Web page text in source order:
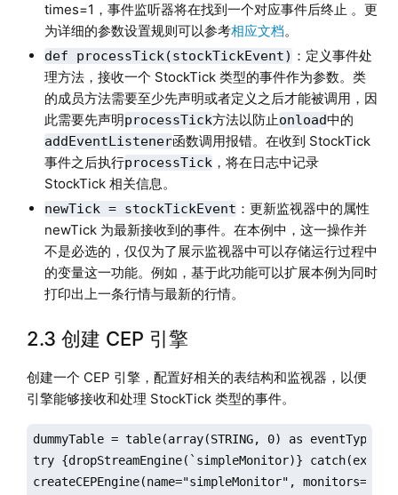
times=1，事件监听器将在找到一个对应事件后终止 。更
为详细的参数设置规则可以参考相应文档。
def processTick(stockTickEvent) ：定义事件处
理方法，接收一个 StockTick 类型的事件作为参数。类
的成员方法需要至少先声明或者定义之后才能被调用，因
此需要先声明processTick方法以防止onload中的
addEventListener函数调用报错。在收到 StockTick
事件之后执行processTick，将在日志中记录
StockTick 相关信息。
newTick = stockTickEvent ：更新监视器中的属性
newTick 为最新接收到的事件。在本例中，这一操作并
不是必选的，仅仅为了展示监视器中可以存储运行过程中
的变量这一功能。例如，基于此功能可以扩展本例为同时
打印出上一条行情与最新的行情。
2.3 创建 CEP 引擎
创建一个 CEP 引擎，配置好相关的表结构和监视器，以便
引擎能够接收和处理 StockTick 类型的事件。
dummyTable = table(array(STRING, 0) as eventType,
try {dropStreamEngine(`simpleMonitor)} catch(ex) {}
createCEPEngine(name="simpleMonitor",